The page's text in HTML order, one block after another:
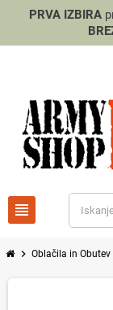
PRVA IZBIRA
view_headline
chevron_right Oblačila in Obutev